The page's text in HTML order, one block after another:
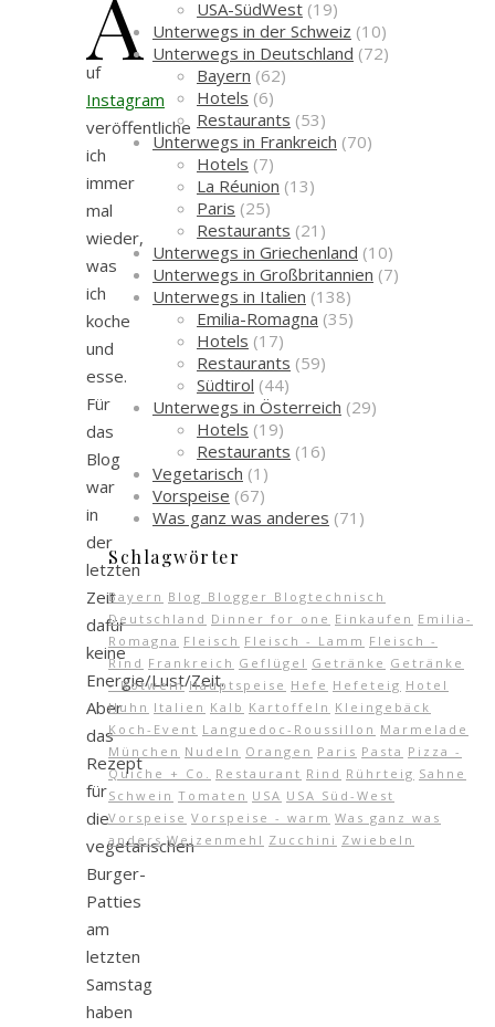
uf
Instagram
veröffentliche
ich
immer
mal
wieder,
was
ich
koche
und
esse.
Für
das
Blog
war
in
der
letzten
Zeit
dafür
keine
Energie/Lust/Zeit.
Aber
das
Rezept
für
die
vegetarischen
Burger-
Patties
am
letzten
Samstag
haben
USA-SüdWest (19)
Unterwegs in der Schweiz (10)
Unterwegs in Deutschland (72)
Bayern (62)
Hotels (6)
Restaurants (53)
Unterwegs in Frankreich (70)
Hotels (7)
La Réunion (13)
Paris (25)
Restaurants (21)
Unterwegs in Griechenland (10)
Unterwegs in Großbritannien (7)
Unterwegs in Italien (138)
Emilia-Romagna (35)
Hotels (17)
Restaurants (59)
Südtirol (44)
Unterwegs in Österreich (29)
Hotels (19)
Restaurants (16)
Vegetarisch (1)
Vorspeise (67)
Was ganz was anderes (71)
Schlagwörter
Bayern Blog Blogger Blogtechnisch
Deutschland Dinner for one Einkaufen Emilia-
Romagna Fleisch Fleisch - Lamm Fleisch -
Rind Frankreich Geflügel Getränke Getränke
- Rotwein Hauptspeise Hefe Hefeteig Hotel
Huhn Italien Kalb Kartoffeln Kleingebäck
Koch-Event Languedoc-Roussillon Marmelade
München Nudeln Orangen Paris Pasta Pizza -
Quiche + Co.
Restaurant Rind Rührteig Sahne
Schwein Tomaten USA USA Süd-West
Vorspeise Vorspeise - warm Was ganz was
anders Weizenmehl Zucchini Zwiebeln